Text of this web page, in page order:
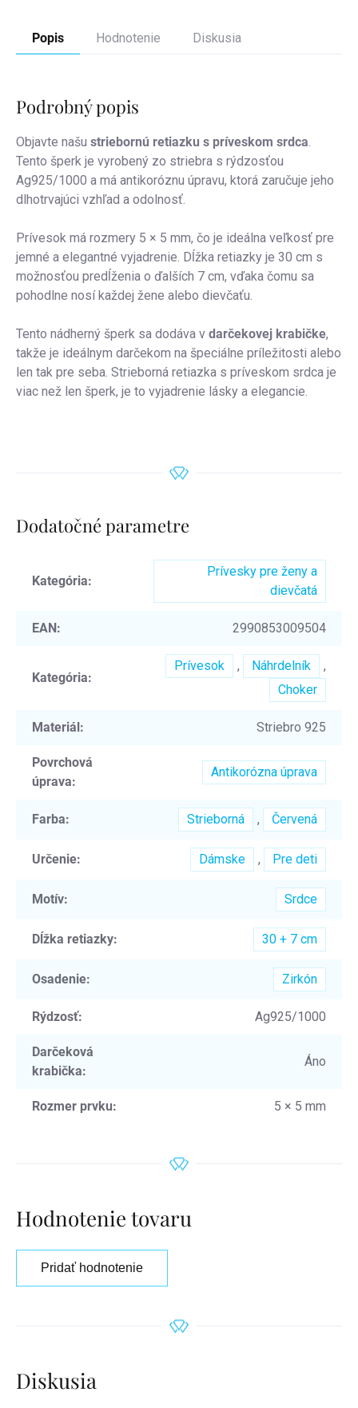
Popis Hodnotenie Diskusia
Podrobný popis
Objavte našu striebornú retiazku s príveskom srdca.
Tento šperk je vyrobený zo striebra s rýdzosťou
Ag925/1000 a má antikoróznu úpravu, ktorá zaručuje jeho
dlhotrvajúci vzhľad a odolnosť.
Prívesok má rozmery 5 × 5 mm, čo je ideálna veľkosť pre
jemné a elegantné vyjadrenie. Dĺžka retiazky je 30 cm s
možnosťou predĺženia o ďalších 7 cm, vďaka čomu sa
pohodlne nosí každej žene alebo dievčaťu.
Tento nádherný šperk sa dodáva v darčekovej krabičke,
takže je ideálnym darčekom na špeciálne príležitosti alebo
len tak pre seba. Strieborná retiazka s príveskom srdca je
viac než len šperk, je to vyjadrenie lásky a elegancie.
Dodatočné parametre
Kategória:
Prívesky pre ženy a
dievčatá
EAN : 2990853009504
Kategória:
Prívesok , Náhrdelník
,
Choker
Materiál : Striebro 925
Povrchová
úprava:
Antikorózna úprava
Farba: Strieborná , Červená
Určenie: Dámske , Pre deti
Motív: Srdce
Dĺžka retiazky: 30 + 7 cm
Osadenie: Zirkón
Rýdzosť: Ag925/1000
Darčeková
krabička:
Áno
Rozmer prvku: 5 × 5 mm
Hodnotenie tovaru
Pridať hodnotenie
Diskusia